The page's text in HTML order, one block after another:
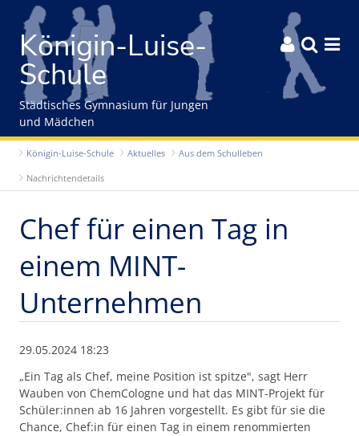
Gleich zum Inhalt der Seite springen
Königin-Luise-
Schule
  
Städtisches Gymnasium für Jungen
und Mädchen
Königin-Luise-Schule Aktuelles Aus dem Schulleben
Nachrichtendetails
Chef für einen Tag in
einem MINT-
Unternehmen
29.05.2024 18:23
„Ein Tag als Chef, meine Position ist spitze", sagt Herr
Wauben von ChemCologne und hat das MINT-Projekt für
Schüler:innen ab 16 Jahren vorgestellt. Es gibt für sie die
Chance, Chef:in für einen Tag in einem renommierten